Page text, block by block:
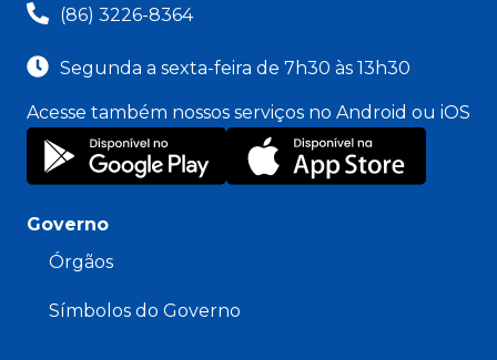
(86) 3226-8364
Segunda a sexta-feira de 7h30 às 13h30
Acesse também nossos serviços no Android ou iOS
Governo
Órgãos
Símbolos do Governo